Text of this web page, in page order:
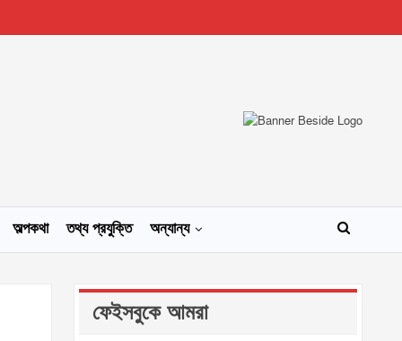
অল্পকথা তথ্য প্রযুক্তি অন্যান্য
ফেইসবুকে আমরা